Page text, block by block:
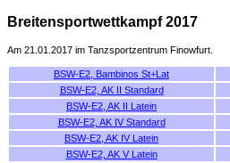
Breitensportwettkampf 2017
Am 21.01.2017 im Tanzsportzentrum Finowfurt.
BSW-E2, Bambinos St+Lat
BSW-E2, AK II Standard
BSW-E2, AK II Latein
BSW-E2, AK IV Standard
BSW-E2, AK IV Latein
BSW-E2, AK V Latein